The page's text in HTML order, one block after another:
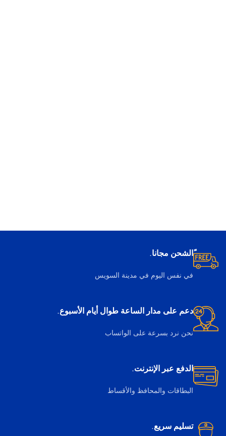
ًالشحن مجانا.
في نفس اليوم في مدينة السويس
دعم على مدار الساعة طوال أيام الأسبوع.
نحن نرد بسرعة على الواتساب
الدفع عبر الإنترنت.
البطاقات والمحافظ والأقساط
تسليم سريع.